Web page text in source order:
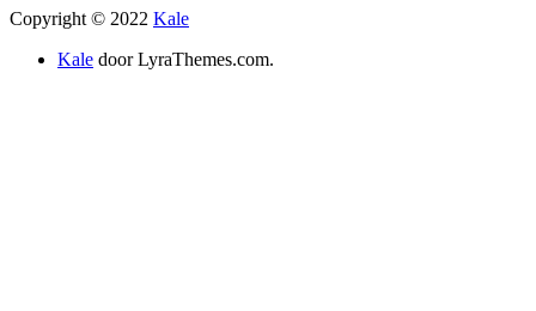
Copyright © 2022 Kale
Kale door LyraThemes.com.